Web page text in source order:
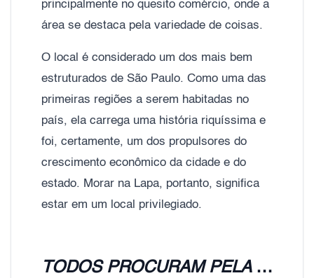
principalmente no quesito comércio, onde a
área se destaca pela variedade de coisas.
O local é considerado um dos mais bem
estruturados de São Paulo. Como uma das
primeiras regiões a serem habitadas no
país, ela carrega uma história riquíssima e
foi, certamente, um dos propulsores do
crescimento econômico da cidade e do
estado. Morar na Lapa, portanto, significa
estar em um local privilegiado.
TODOS PROCURAM PELA LAPA, ENTENDA O MOTIVO: